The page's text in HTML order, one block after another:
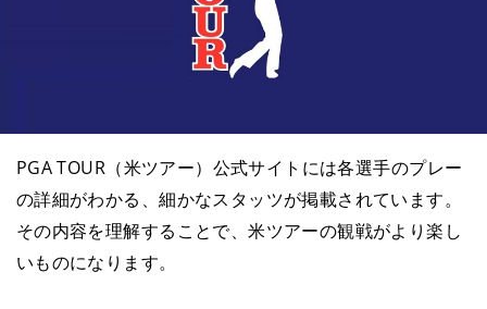
PGA TOUR（米ツアー）公式サイトには各選手のプレー
の詳細がわかる、細かなスタッツが掲載されています。
その内容を理解することで、米ツアーの観戦がより楽し
いものになります。